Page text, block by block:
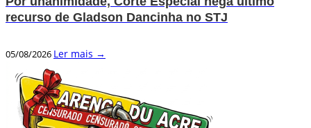
recurso de Gladson Dancinha no STJ
05/08/2026 Ler mais →